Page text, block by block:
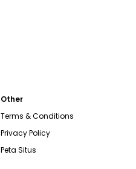
Other
Terms & Conditions
Privacy Policy
Peta Situs